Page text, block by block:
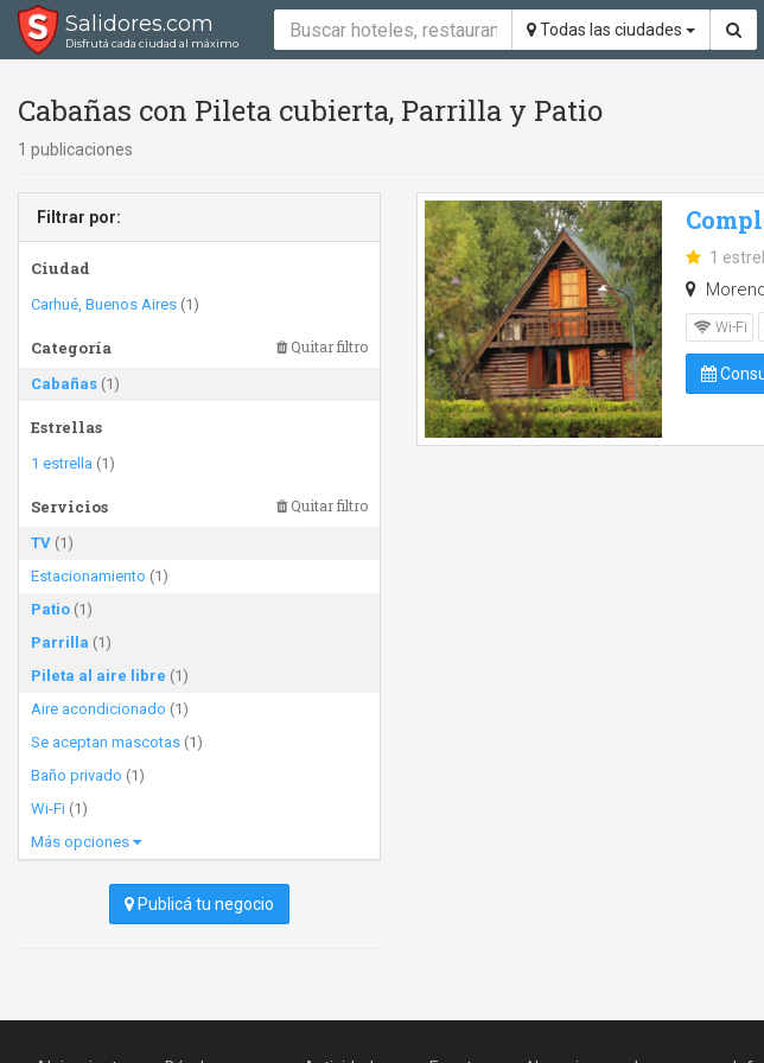
Salidores.com
Disfrutá cada ciudad al máximo
Todas las ciudades
Cabañas con Pileta cubierta, Parrilla y Patio
1 publicaciones
Filtrar por:
Ciudad
Carhué, Buenos Aires (1)
Categoría Quitar filtro
Cabañas (1)
Estrellas
1 estrella (1)
Servicios Quitar filtro
TV (1)
Estacionamiento (1)
Patio (1)
Parrilla (1)
Pileta al aire libre (1)
Aire acondicionado (1)
Se aceptan mascotas (1)
Baño privado (1)
Wi-Fi (1)
Más opciones
Publicá tu negocio
1
Wi-Fi